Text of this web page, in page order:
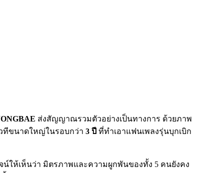
ส่งสัญญาณรวมตัวอย่างเป็นทางการ ด้วยภาพ
ทีขนาดใหญ่ในรอบกว่า 3 ปี ที่ทำเอาแฟนเพลงรุ่นบุกเบิก
ให้เห็นว่า มิตรภาพและความผูกพันของทั้ง 5 คนยังคง